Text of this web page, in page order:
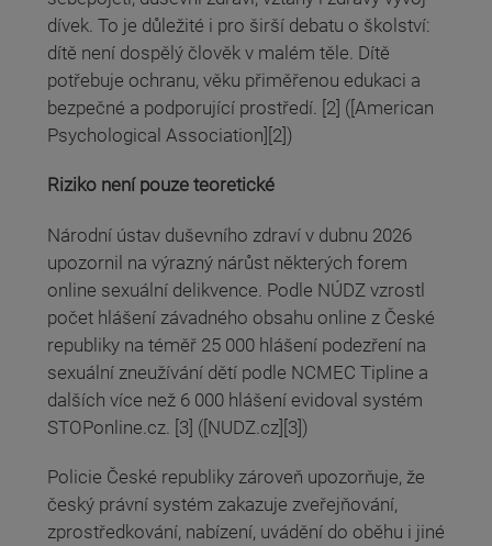
dívek. To je důležité i pro širší debatu o školství:
dítě není dospělý člověk v malém těle. Dítě
potřebuje ochranu, věku přiměřenou edukaci a
bezpečné a podporující prostředí. [2] ([American
Psychological Association][2])
Riziko není pouze teoretické
Národní ústav duševního zdraví v dubnu 2026
upozornil na výrazný nárůst některých forem
online sexuální delikvence. Podle NÚDZ vzrostl
počet hlášení závadného obsahu online z České
republiky na téměř 25 000 hlášení podezření na
sexuální zneužívání dětí podle NCMEC Tipline a
dalších více než 6 000 hlášení evidoval systém
STOPonline.cz. [3] ([NUDZ.cz][3])
Policie České republiky zároveň upozorňuje, že
český právní systém zakazuje zveřejňování,
zprostředkování, nabízení, uvádění do oběhu i jiné